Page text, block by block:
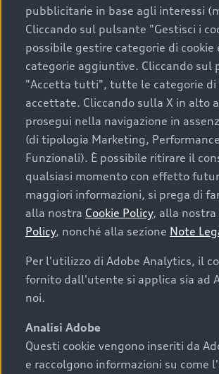
pubblicitarie in base agli interessi
Cliccando sul pulsante "Gestisci i
possibile gestire categorie di cookie
categorie aggiuntive. Cliccando sul
"Accetta tutti", tutte le categorie di
accettate. Cliccando sulla X in alto
prosegui nella navigazione in
(di tipologia Marketing,
Funzionali). È possibile ritirare il
qualsiasi momento con effetto
maggiori informazioni, si prega di
alla nostra Cookie Policy, alla nostra
Policy, nonché alla sezione Note
Per l'utilizzo di Adobe Analytics, il
fornito dall'utente si applica sia ad
noi.
Analisi Adobe
Questi cookie vengono inseriti da
e raccolgono informazioni su come